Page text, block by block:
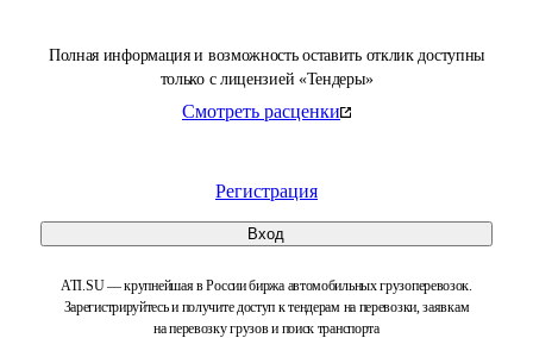
Полная информация и возможность оставить отклик доступны
только с лицензией «Тендеры»
Смотреть расценки
Регистрация
Вход
ATI.SU — крупнейшая в России биржа автомобильных грузоперевозок.
Зарегистрируйтесь и получите доступ к тендерам на перевозки, заявкам
на перевозку грузов и поиск транспорта